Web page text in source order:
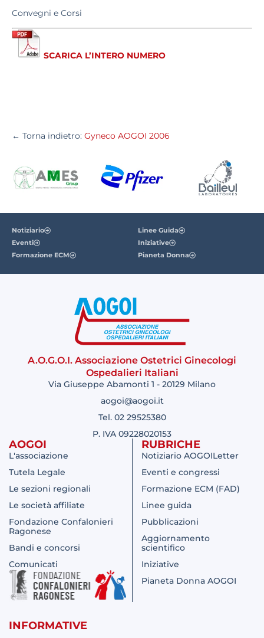
Convegni e Corsi
SCARICA L’INTERO NUMERO
← Torna indietro: Gyneco AOGOI 2006
Notiziario
Eventi
Formazione ECM
Linee Guida
Iniziative
Pianeta Donna
A.O.G.O.I. Associazione Ostetrici Ginecologi
Ospedalieri Italiani
Via Giuseppe Abamonti 1 - 20129 Milano
aogoi@aogoi.it
Tel. 02 29525380
P. IVA 09228020153
AOGOI
L'associazione
Tutela Legale
Le sezioni regionali
Le società affiliate
Fondazione Confalonieri
Ragonese
Bandi e concorsi
Comunicati
RUBRICHE
Notiziario AOGOILetter
Eventi e congressi
Formazione ECM (FAD)
Linee guida
Pubblicazioni
Aggiornamento
scientifico
Iniziative
Pianeta Donna AOGOI
INFORMATIVE